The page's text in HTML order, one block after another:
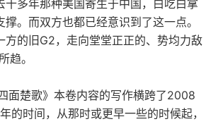
十多年那种美国寄生于中国，白吃白拿
。而双方也都已经意识到了这一点。
方的旧G2，走向堂堂正正的、势均力敌
趋。
面楚歌》本卷内容的写作横跨了2008
的时间，从那时或更早一些的时候起，